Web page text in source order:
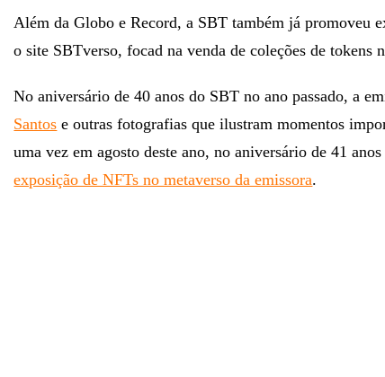
Além da Globo e Record, a SBT também já promoveu
o site SBTverso, focad na venda de coleções de tokens
No aniversário de 40 anos do SBT no ano passado, a
Santos e outras fotografias que ilustram momentos
uma vez em agosto deste ano, no aniversário de 41
exposição de NFTs no metaverso da emissora.